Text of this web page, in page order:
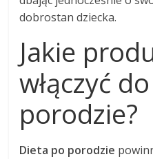
dobrostan dziecka.
Jakie
włączyć
porodzie?
Dieta po porodzie